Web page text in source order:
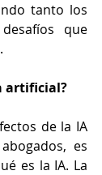
tanto los
que
artificial?
de la IA
es
es la IA. La